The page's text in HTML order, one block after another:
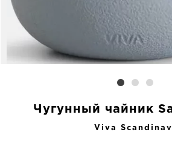
Чугунный чайник
Viva